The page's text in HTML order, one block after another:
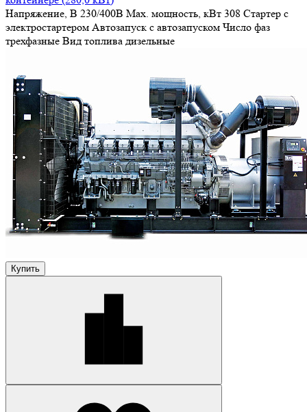
Напряжение, В 230/400В Max. мощность, кВт 308 Стартер с
электростартером Автозапуск с автозапуском Число фаз
трехфазные Вид топлива дизельные
Купить